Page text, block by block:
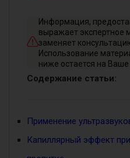
Информация,
выражает экспертное
заменяет
Использование
ниже остается на Ваше
Содержание статьи:
Применение
Капиллярный эффект